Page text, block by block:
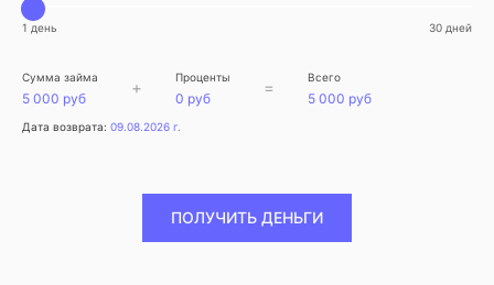
1 день 30 дней
Сумма займа
5 000 руб
+ Проценты
0 руб
= Всего
5 000 руб
Дата возврата: 09.08.2026 г.
ПОЛУЧИТЬ ДЕНЬГИ